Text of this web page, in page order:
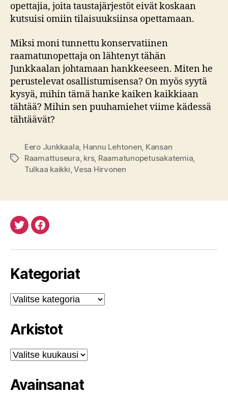
opettajia, joita taustajärjestöt eivät koskaan
kutsuisi omiin tilaisuuksiinsa opettamaan.
Miksi moni tunnettu konservatiinen
raamatunopettaja on lähtenyt tähän
Junkkaalan johtamaan hankkeeseen. Miten he
perustelevat osallistumisensa? On myös syytä
kysyä, mihin tämä hanke kaiken kaikkiaan
tähtää? Mihin sen puuhamiehet viime kädessä
tähtäävät?
Avainsanat
Eero Junkkaala Hannu Lehtonen Kansan
Raamattuseura krs, Raamatunopetusakatemia
Tulkaa kaikki ,Vesa Hirvonen
TwitteristäFacebookista
Kategoriat
Kategoriat
Arkistot
Arkistot
Avainsanat